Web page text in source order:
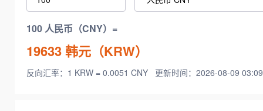
100 人民币（CNY）=
19633韩元（KRW）
反向汇率：1 KRW = 0.0051 CNY 更新时间：2026-08-09